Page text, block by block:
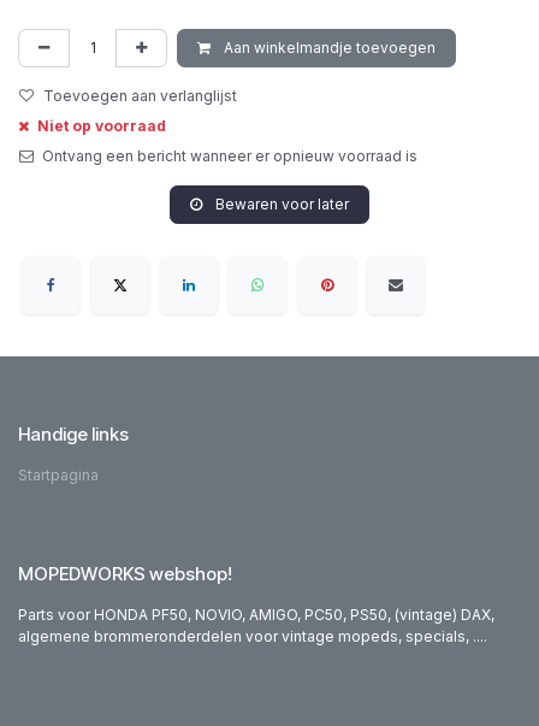
Aan winkelmandje toevoegen
Toevoegen aan verlanglijst
Niet op voorraad
Ontvang een bericht wanneer er opnieuw voorraad is
Bewaren voor later
Handige links
Startpagina
MOPEDWORKS webshop!
Parts voor HONDA PF50, NOVIO, AMIGO, PC50, PS50, (vintage) DAX,
algemene brommeronderdelen voor vintage mopeds, specials, ....